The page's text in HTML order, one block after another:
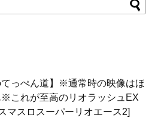
てっぺん道】※通常時の映像はほ
これが至高のリオラッシュEX
マスロスーパーリオエース2]